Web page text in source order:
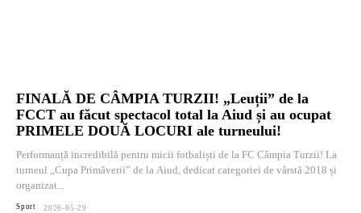
FINALĂ DE CÂMPIA TURZII! „Leuții” de la
FCCT au făcut spectacol total la Aiud și au ocupat
PRIMELE DOUĂ LOCURI ale turneului!
Performanță incredibilă pentru micii fotbaliști de la FC Câmpia Turzii! La
turneul „Cupa Primăverii” de la Aiud, dedicat categoriei de vârstă 2018 și
organizat...
Sport 2026-05-29